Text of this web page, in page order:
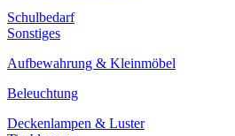
Schulbedarf
Sonstiges
Aufbewahrung & Kleinmöbel
Beleuchtung
Deckenlampen & Luster